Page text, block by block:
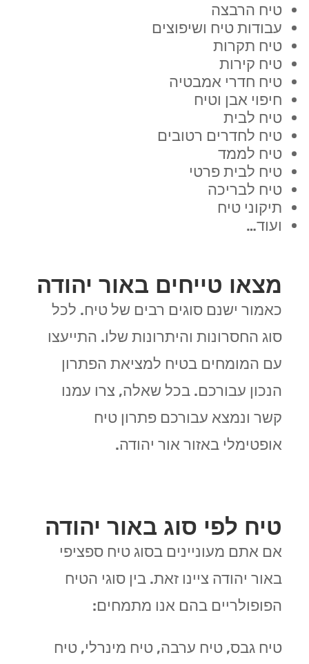
טיח הרבצה
עבודות טיח ושיפוצים
טיח תקרות
טיח קירות
טיח חדרי אמבטיה
חיפוי אבן וטיח
טיח לבית
טיח לחדרים רטובים
טיח לממד
טיח לבית פרטי
טיח לבריכה
תיקוני טיח
ועוד…
מצאו טייחים באור יהודה
כאמור ישנם סוגים רבים של טיח. לכל
סוג החסרונות והיתרונות שלו. התייעצו
עם המומחים בטיח למציאת הפתרון
הנכון עבורכם. בכל שאלה, צרו עמנו
קשר ונמצא עבורכם פתרון טיח
אופטימלי באזור אור יהודה.
טיח לפי סוג באור יהודה
אם אתם מעוניינים בסוג טיח ספציפי
באור יהודה ציינו זאת. בין סוגי הטיח
הפופולריים בהם אנו מתמחים:
טיח גבס, טיח ערבה, טיח מינרלי, טיח